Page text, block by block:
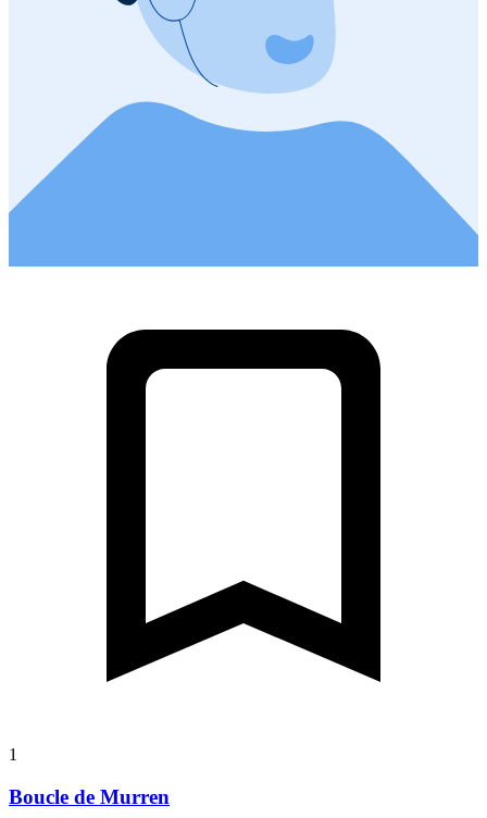
1
Boucle de Murren